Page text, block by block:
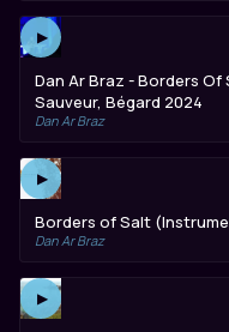
▶
Dan Ar Braz - Borders Of
Sauveur, Bégard 2024
Dan Ar Braz
▶
Borders of Salt
Dan Ar Braz
▶